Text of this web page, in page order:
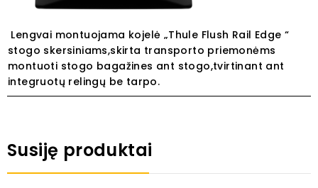
Lengvai montuojama kojelė „Thule Flush Rail Edge “
stogo skersiniams,skirta transporto priemonėms
montuoti stogo bagažines ant stogo,tvirtinant ant
integruotų relingų be tarpo.
Susiję produktai